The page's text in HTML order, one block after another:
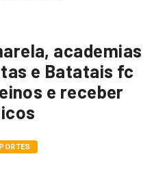
academias
e Batatais fc
e receber